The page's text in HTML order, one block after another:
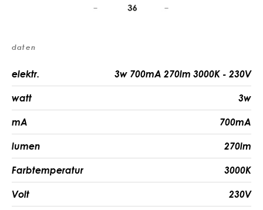
daten
elektr. 3w 700mA 270lm 3000K - 230V
watt 3w
mA 700mA
lumen 270lm
Farbtemperatur 3000K
Volt 230V